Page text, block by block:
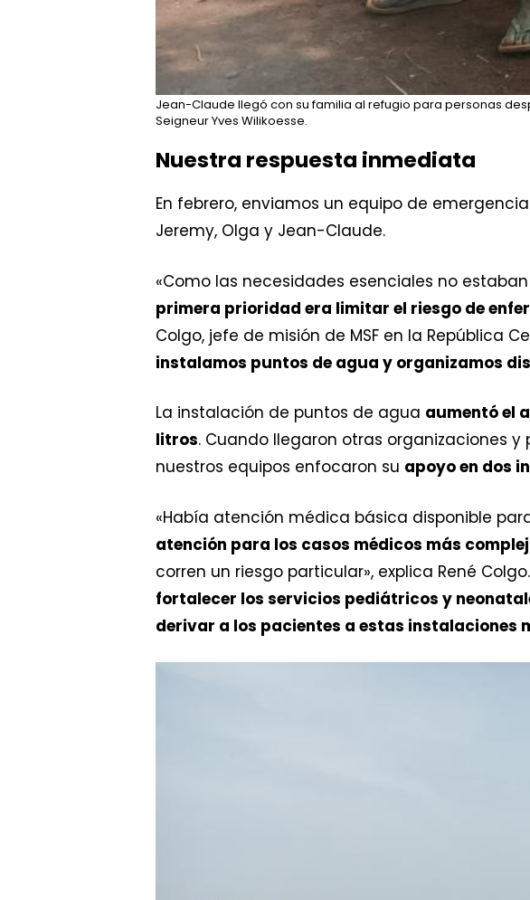
Jean-Claude llegó con su familia al refugio para personas
Seigneur Yves Wilikoesse.
Nuestra respuesta inmediata
En febrero, enviamos un equipo de
Jeremy, Olga y Jean-Claude.
«Como las necesidades esenciales no
primera prioridad era limitar el riesgo de
Colgo, jefe de misión de MSF en la República
instalamos puntos de agua y organizamos
La instalación de puntos de agua aumentó el
litros. Cuando llegaron otras organizaciones
nuestros equipos enfocaron su apoyo en dos
«Había atención médica básica disponible
atención para los casos médicos más
corren un riesgo particular», explica René
fortalecer los servicios pediátricos y
derivar a los pacientes a estas instalaciones